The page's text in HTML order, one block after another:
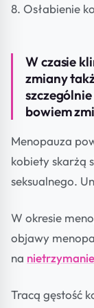
8. Osłabienie
W czasie
zmiany
bowiem
Menopauza
kobiety skarżą
seksualnego.
W okresie
objawy
na
Tracą gęstość